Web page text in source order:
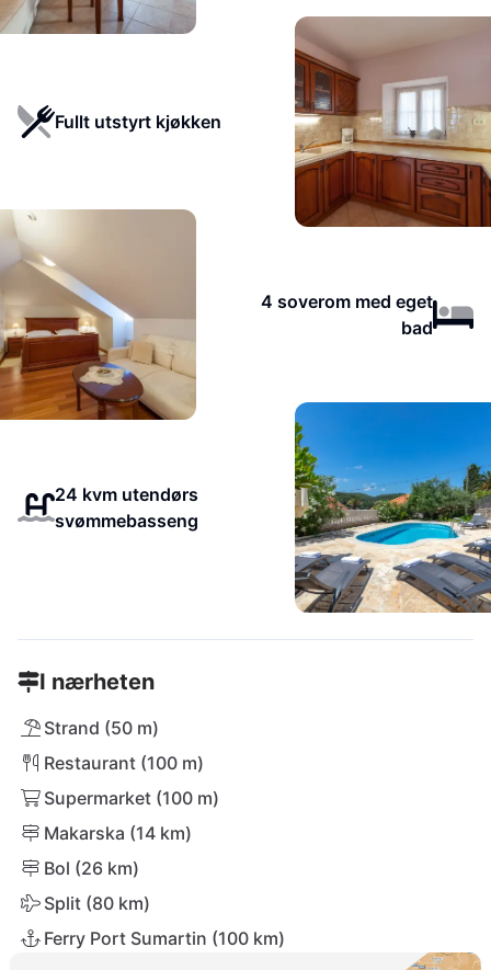
Fullt utstyrt kjøkken
4 soverom med eget
bad
24 kvm utendørs
svømmebasseng
I nærheten
Strand (50 m)
Restaurant (100 m)
Supermarket (100 m)
Makarska (14 km)
Bol (26 km)
Split (80 km)
Ferry Port Sumartin (100 km)